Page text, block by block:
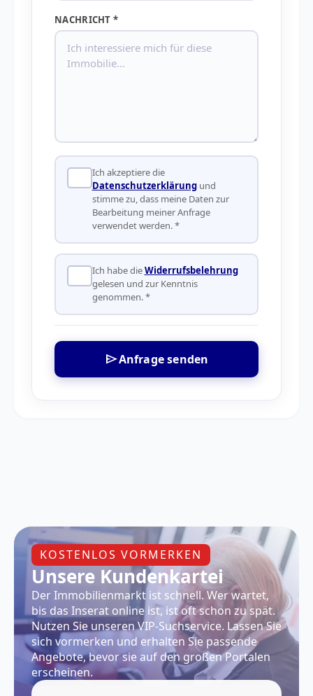
NACHRICHT *
Ich akzeptiere die
Datenschutzerklärungund
stimme zu, dass meine Daten zur
Bearbeitung meiner Anfrage
verwendet werden. *
Ich habe dieWiderrufsbelehrung
gelesen und zur Kenntnis
genommen. *
sendAnfrage senden
KOSTENLOS VORMERKEN
Unsere Kundenkartei
Der Immobilienmarkt ist schnell. Wer wartet,
bis das Inserat online ist, ist oft schon zu spät.
Nutzen Sie unseren VIP-Suchservice. Lassen Sie
sich vormerken und erhalten Sie passende
Angebote, bevor sie auf den großen Portalen
erscheinen.